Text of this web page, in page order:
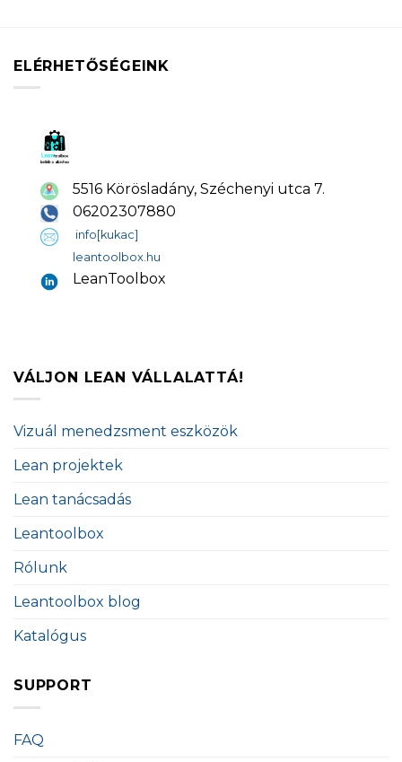
ELÉRHETŐSÉGEINK
5516 Körösladány, Széchenyi utca 7.
06202307880
info[kukac]
leantoolbox.hu
LeanToolbox
VÁLJON LEAN VÁLLALATTÁ!
Vizuál menedzsment eszközök
Lean projektek
Lean tanácsadás
Leantoolbox
Rólunk
Leantoolbox blog
Katalógus
SUPPORT
FAQ